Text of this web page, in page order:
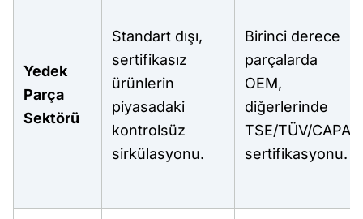
Yedek
Parça
Sektörü
Standart dışı,
sertifikasız
ürünlerin
piyasadaki
kontrolsüz
sirkülasyonu.
Birinci derece
parçalarda
OEM,
diğerlerinde
TSE/TÜV/CAPA
sertifikasyonu.